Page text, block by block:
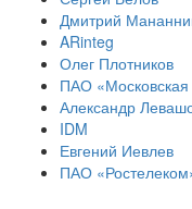
Дмитрий
ARinteg
Олег Плотников
ПАО
Александр
IDM
Евгений Иевлев
ПАО